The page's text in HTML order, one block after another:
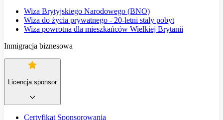
Wiza Brytyjskiego Narodowego (BNO)
Wiza do życia prywatnego - 20-letni stały pobyt
Wiza powrotna dla mieszkańców Wielkiej Brytanii
Inmigracja biznesowa
Licencja sponsor
Certyfikat Sponsorowania